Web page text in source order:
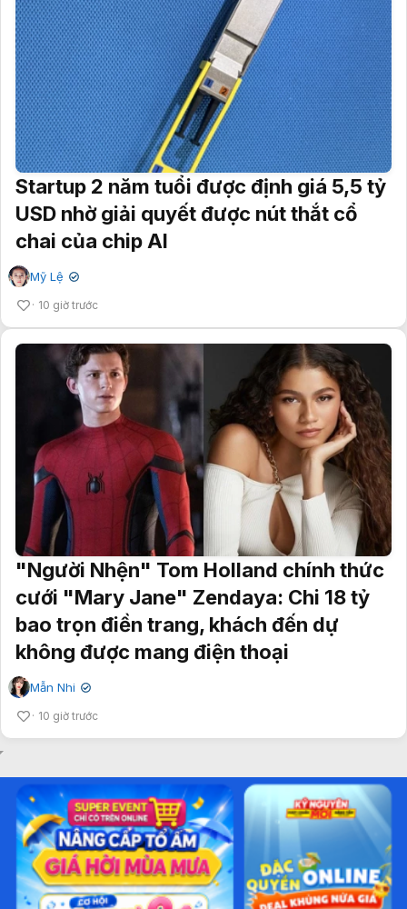
Startup 2 năm tuổi được định giá 5,5 tỷ
USD nhờ giải quyết được nút thắt cổ
chai của chip AI
Mỹ Lệ ✔
10 giờ trước
"Người Nhện" Tom Holland chính thức
cưới "Mary Jane" Zendaya: Chi 18 tỷ
bao trọn điền trang, khách đến dự
không được mang điện thoại
Mẫn Nhi ✔
10 giờ trước